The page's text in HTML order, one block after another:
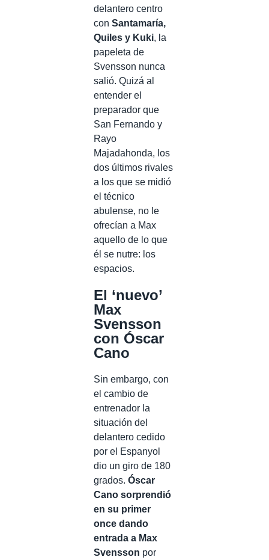
delantero centro
con Santamaría,
Quiles y Kuki, la
papeleta de
Svensson nunca
salió. Quizá al
entender el
preparador que
San Fernando y
Rayo
Majadahonda, los
dos últimos rivales
a los que se midió
el técnico
abulense, no le
ofrecían a Max
aquello de lo que
él se nutre: los
espacios.
El ‘nuevo’
Max
Svensson
con Óscar
Cano
Sin embargo, con
el cambio de
entrenador la
situación del
delantero cedido
por el Espanyol
dio un giro de 180
grados. Óscar
Cano sorprendió
en su primer
once dando
entrada a Max
Svensson por